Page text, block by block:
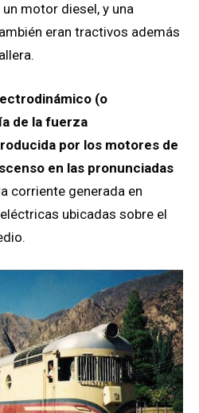
motor diesel, y una
eran tractivos además
(o
de la fuerza
por los motores de
en las pronunciadas
corriente generada en
ubicadas sobre el